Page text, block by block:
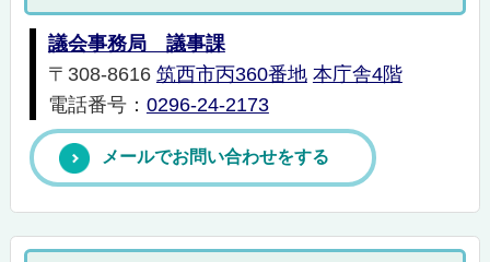
議会事務局 議事課
〒308-8616 筑西市丙360番地 本庁舎4階
電話番号： 0296-24-2173
メールでお問い合わせをする